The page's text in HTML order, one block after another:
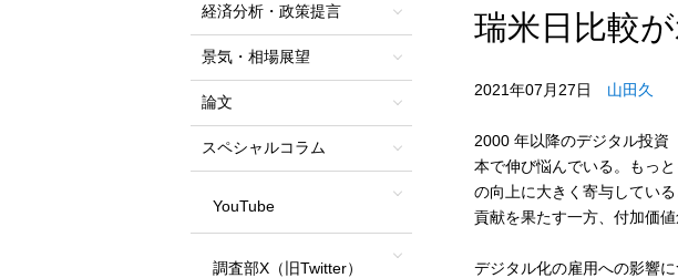
瑞米日比較
2021年07月27日 山田久
2000 年以降のデジタル投資
本で伸び悩んでいる。もっ
の向上に大きく寄与してい
貢献を果たす一方、付加価
デジタル化の雇用への影響
経済分析・政策提言
景気・相場展望
論文
スペシャルコラム
YouTube
調査部X（旧Twitter）